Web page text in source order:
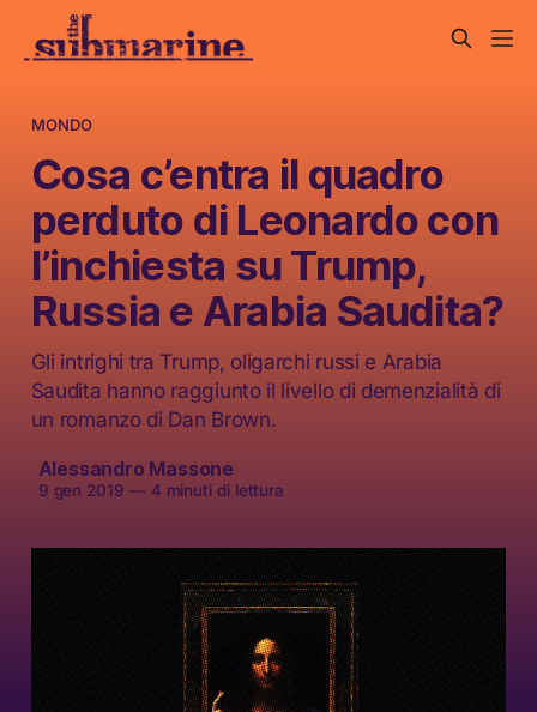
MONDO
Cosa c’entra il quadro
perduto di Leonardo con
l’inchiesta su Trump,
Russia e Arabia Saudita?
Gli intrighi tra Trump, oligarchi russi e Arabia
Saudita hanno raggiunto il livello di demenzialità di
un romanzo di Dan Brown.
Alessandro Massone
9 gen 2019 —4 minuti di lettura